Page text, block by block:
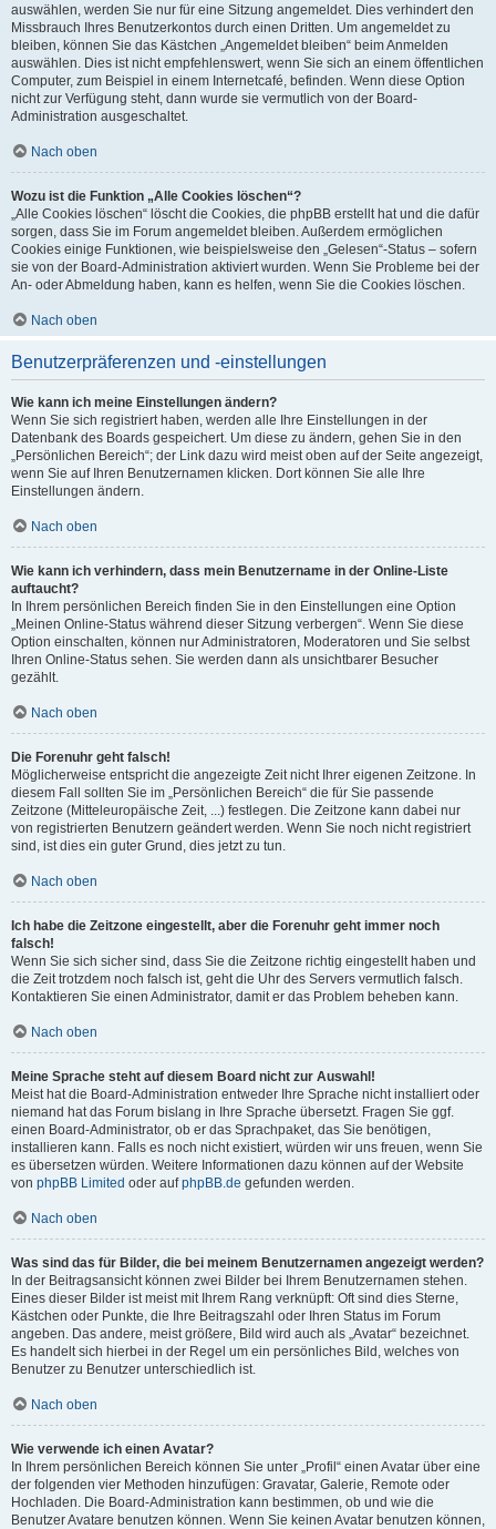
auswählen, werden Sie nur für eine Sitzung angemeldet. Dies verhindert den
Missbrauch Ihres Benutzerkontos durch einen Dritten. Um angemeldet zu
bleiben, können Sie das Kästchen „Angemeldet bleiben“ beim Anmelden
auswählen. Dies ist nicht empfehlenswert, wenn Sie sich an einem öffentlichen
Computer, zum Beispiel in einem Internetcafé, befinden. Wenn diese Option
nicht zur Verfügung steht, dann wurde sie vermutlich von der Board-
Administration ausgeschaltet.
Nach oben
Wozu ist die Funktion „Alle Cookies löschen“?
„Alle Cookies löschen“ löscht die Cookies, die phpBB erstellt hat und die dafür
sorgen, dass Sie im Forum angemeldet bleiben. Außerdem ermöglichen
Cookies einige Funktionen, wie beispielsweise den „Gelesen“-Status – sofern
sie von der Board-Administration aktiviert wurden. Wenn Sie Probleme bei der
An- oder Abmeldung haben, kann es helfen, wenn Sie die Cookies löschen.
Nach oben
Benutzerpräferenzen und -einstellungen
Wie kann ich meine Einstellungen ändern?
Wenn Sie sich registriert haben, werden alle Ihre Einstellungen in der
Datenbank des Boards gespeichert. Um diese zu ändern, gehen Sie in den
„Persönlichen Bereich“; der Link dazu wird meist oben auf der Seite angezeigt,
wenn Sie auf Ihren Benutzernamen klicken. Dort können Sie alle Ihre
Einstellungen ändern.
Nach oben
Wie kann ich verhindern, dass mein Benutzername in der Online-Liste
auftaucht?
In Ihrem persönlichen Bereich finden Sie in den Einstellungen eine Option
„Meinen Online-Status während dieser Sitzung verbergen“. Wenn Sie diese
Option einschalten, können nur Administratoren, Moderatoren und Sie selbst
Ihren Online-Status sehen. Sie werden dann als unsichtbarer Besucher
gezählt.
Nach oben
Die Forenuhr geht falsch!
Möglicherweise entspricht die angezeigte Zeit nicht Ihrer eigenen Zeitzone. In
diesem Fall sollten Sie im „Persönlichen Bereich“ die für Sie passende
Zeitzone (Mitteleuropäische Zeit, ...) festlegen. Die Zeitzone kann dabei nur
von registrierten Benutzern geändert werden. Wenn Sie noch nicht registriert
sind, ist dies ein guter Grund, dies jetzt zu tun.
Nach oben
Ich habe die Zeitzone eingestellt, aber die Forenuhr geht immer noch
falsch!
Wenn Sie sich sicher sind, dass Sie die Zeitzone richtig eingestellt haben und
die Zeit trotzdem noch falsch ist, geht die Uhr des Servers vermutlich falsch.
Kontaktieren Sie einen Administrator, damit er das Problem beheben kann.
Nach oben
Meine Sprache steht auf diesem Board nicht zur Auswahl!
Meist hat die Board-Administration entweder Ihre Sprache nicht installiert oder
niemand hat das Forum bislang in Ihre Sprache übersetzt. Fragen Sie ggf.
einen Board-Administrator, ob er das Sprachpaket, das Sie benötigen,
installieren kann. Falls es noch nicht existiert, würden wir uns freuen, wenn Sie
es übersetzen würden. Weitere Informationen dazu können auf der Website
von phpBB Limited oder aufphpBB.de gefunden werden.
Nach oben
Was sind das für Bilder, die bei meinem Benutzernamen angezeigt werden?
In der Beitragsansicht können zwei Bilder bei Ihrem Benutzernamen stehen.
Eines dieser Bilder ist meist mit Ihrem Rang verknüpft: Oft sind dies Sterne,
Kästchen oder Punkte, die Ihre Beitragszahl oder Ihren Status im Forum
angeben. Das andere, meist größere, Bild wird auch als „Avatar“ bezeichnet.
Es handelt sich hierbei in der Regel um ein persönliches Bild, welches von
Benutzer zu Benutzer unterschiedlich ist.
Nach oben
Wie verwende ich einen Avatar?
In Ihrem persönlichen Bereich können Sie unter „Profil“ einen Avatar über eine
der folgenden vier Methoden hinzufügen: Gravatar, Galerie, Remote oder
Hochladen. Die Board-Administration kann bestimmen, ob und wie die
Benutzer Avatare benutzen können. Wenn Sie keinen Avatar benutzen können,